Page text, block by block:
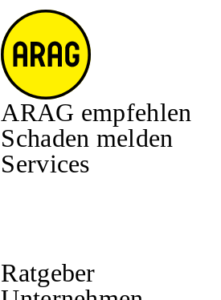
ARAG empfehlen
Schaden melden
Services
Ratgeber